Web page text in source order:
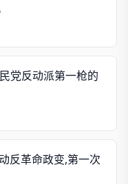
党反动派第一枪的
反革命政变,第一次